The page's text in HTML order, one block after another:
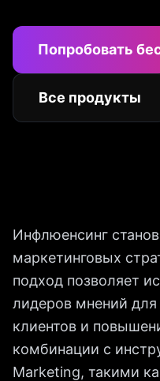
Попробовать
Все продукты
Инфлюенсинг
маркетинговых
подход позволяет
лидеров мнений
клиентов и
комбинации с
Marketing, такими